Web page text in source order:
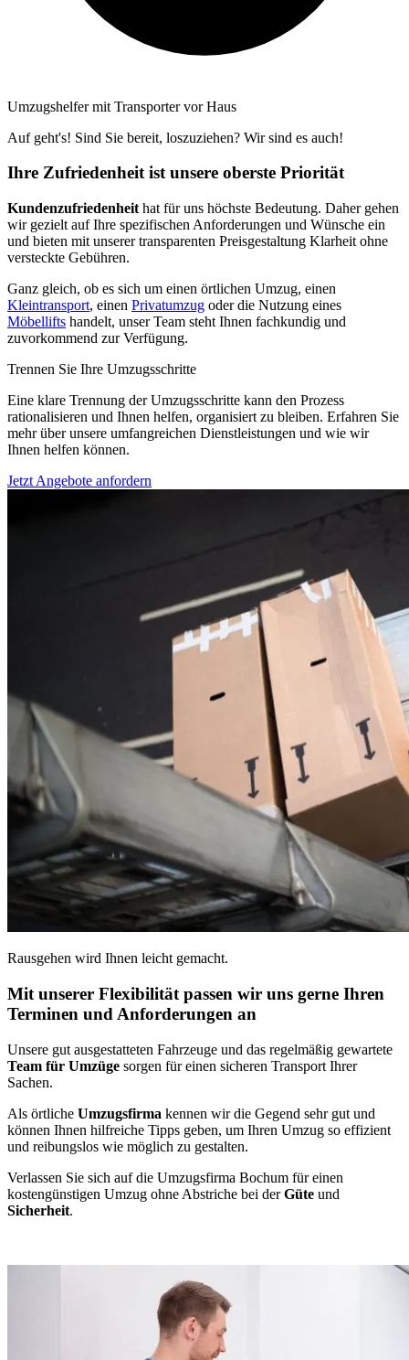
Umzugshelfer mit Transporter vor Haus
Auf geht's! Sind Sie bereit, loszuziehen? Wir sind es auch!
Ihre Zufriedenheit ist unsere oberste Priorität
Kundenzufriedenheit hat für uns höchste Bedeutung. Daher gehen
wir gezielt auf Ihre spezifischen Anforderungen und Wünsche ein
und bieten mit unserer transparenten Preisgestaltung Klarheit ohne
versteckte Gebühren.
Ganz gleich, ob es sich um einen örtlichen Umzug, einen
Kleintransport, einen Privatumzug oder die Nutzung eines
Möbellifts handelt, unser Team steht Ihnen fachkundig und
zuvorkommend zur Verfügung.
Trennen Sie Ihre Umzugsschritte
Eine klare Trennung der Umzugsschritte kann den Prozess
rationalisieren und Ihnen helfen, organisiert zu bleiben. Erfahren Sie
mehr über unsere umfangreichen Dienstleistungen und wie wir
Ihnen helfen können.
Jetzt Angebote anfordern
Rausgehen wird Ihnen leicht gemacht.
Mit unserer Flexibilität passen wir uns gerne Ihren
Terminen und Anforderungen an
Unsere gut ausgestatteten Fahrzeuge und das regelmäßig gewartete
Team für Umzüge sorgen für einen sicheren Transport Ihrer
Sachen.
Als örtliche Umzugsfirma kennen wir die Gegend sehr gut und
können Ihnen hilfreiche Tipps geben, um Ihren Umzug so effizient
und reibungslos wie möglich zu gestalten.
Verlassen Sie sich auf die Umzugsfirma Bochum für einen
kostengünstigen Umzug ohne Abstriche bei derGüte und
Sicherheit.